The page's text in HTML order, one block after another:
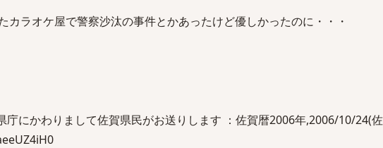
カラオケ屋で警察沙汰の事件とかあったけど優しかったのに・・・
庁にかわりまして佐賀県民がお送りします ：佐賀暦2006年,2006/10/24(